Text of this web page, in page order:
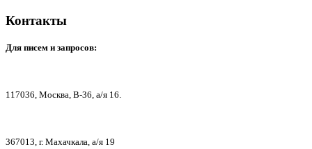
Контакты
Для писем и запросов:
117036, Москва, В-36, а/я 16.
367013, г. Махачкала, а/я 19